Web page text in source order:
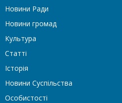
Новини Ради
Новини громад
Культура
Статті
Історія
Новини Суспільства
Особистості